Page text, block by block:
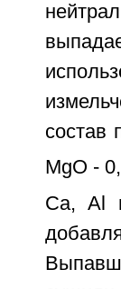
состав
MgO -
Ca, Al